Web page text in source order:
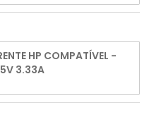
HP COMPATÍVEL -
3.33A